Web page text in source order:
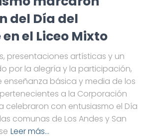
del Día del
el Liceo Mixto
presentaciones artísticas y un
por la alegría y la participación,
enseñanza básica y media de los
a la Corporación
celebraron con entusiasmo el Día
comunas de Los Andes y San
Leer más…